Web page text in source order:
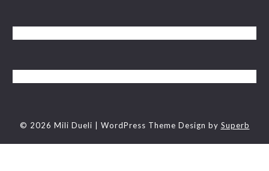
© 2026 Mili Dueli | WordPress Theme Design by Superb